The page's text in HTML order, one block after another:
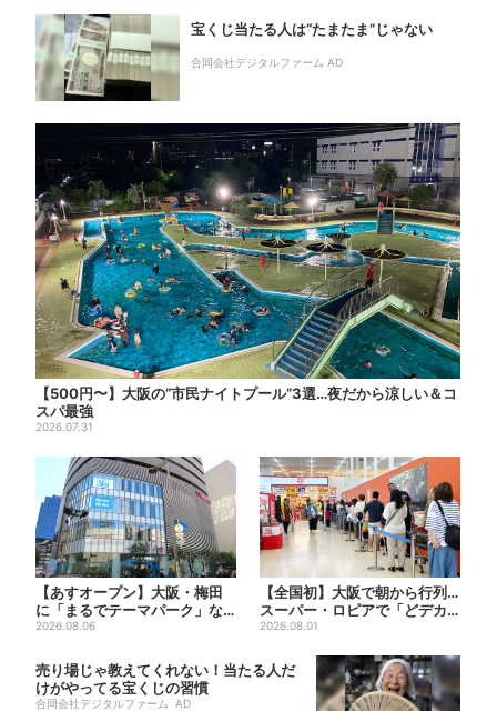
宝くじ当たる人は“たまたま”じゃない
合同会社デジタルファーム AD
【500円〜】大阪の“市民ナイトプール”3選…夜だから涼しい＆コ
スパ最強
2026.07.31
【あすオープン】大阪・梅田
に「まるでテーマパーク」な
巨大スポーツ店、461ブラン...
2026.08.06
【全国初】大阪で朝から行列…
スーパー・ロピアで「どデカ
抽選会」、開始30分で“1...
2026.08.01
売り場じゃ教えてくれない！当たる人だ
けがやってる宝くじの習慣
合同会社デジタルファーム AD